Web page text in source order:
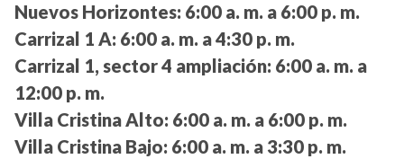
Nuevos Horizontes: 6:00 a. m. a 6:00 p. m.
Carrizal 1 A: 6:00 a. m. a 4:30 p. m.
Carrizal 1, sector 4 ampliación: 6:00 a. m. a
12:00 p. m.
Villa Cristina Alto: 6:00 a. m. a 6:00 p. m.
Villa Cristina Bajo: 6:00 a. m. a 3:30 p. m.